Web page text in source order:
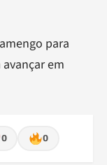
para
em
0 0